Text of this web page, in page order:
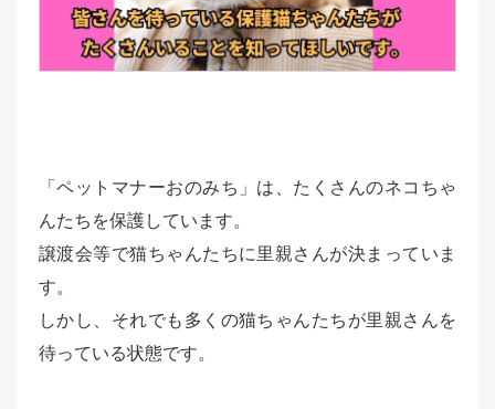
「ペットマナーおのみち」は、たくさんのネコちゃ
んたちを保護しています。
譲渡会等で猫ちゃんたちに里親さんが決まっていま
す。
しかし、それでも多くの猫ちゃんたちが里親さんを
待っている状態です。